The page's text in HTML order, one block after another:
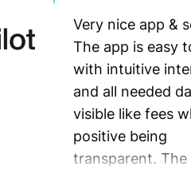
Very nice app &
The app is easy
with intuitive
and all needed
visible like fees
positive being
transparent. The